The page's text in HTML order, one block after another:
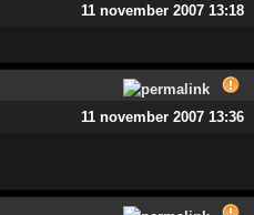
11 november 2007 13:18
11 november 2007 13:36